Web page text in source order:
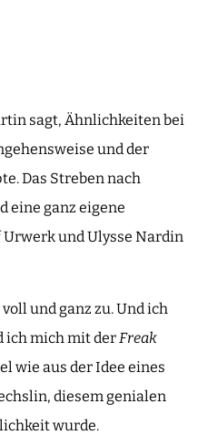
sagt, Ähnlichkeiten bei
und der
Das Streben nach
eine ganz eigene
und Ulysse Nardin
und ganz zu. Und ich
ich mich mit derFreak
wie aus der Idee eines
diesem genialen
wurde.